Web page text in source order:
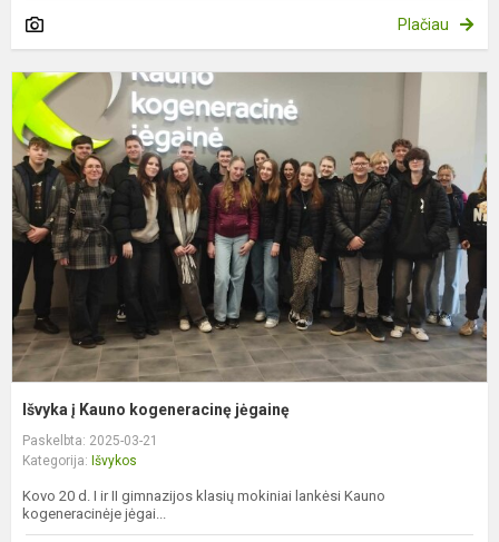
Plačiau
Išvyka į Kauno kogeneracinę jėgainę
Paskelbta: 2025-03-21
Kategorija: Išvykos
Kovo 20 d. I ir II gimnazijos klasių mokiniai lankėsi Kauno
kogeneracinėje jėgai...